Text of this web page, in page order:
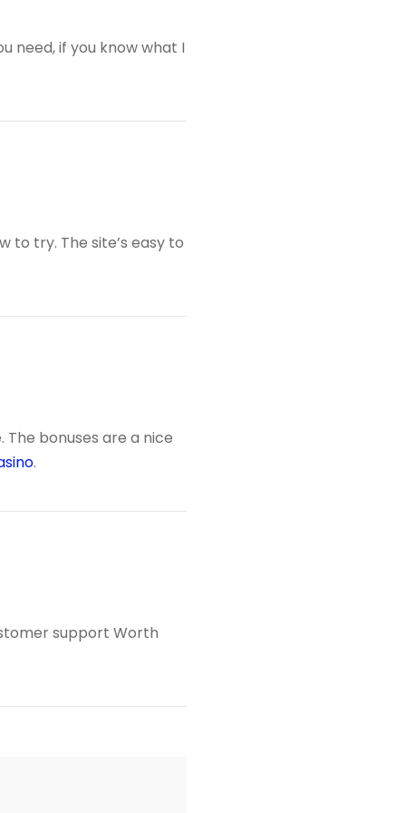
need, if you know what I
to try. The site’s easy to
bonuses are a nice
.
support Worth